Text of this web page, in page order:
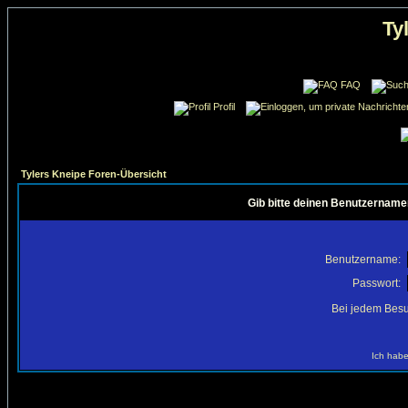
FAQ
Profil
Tylers Kneipe Foren-Übersicht
Gib bitte deinen
Benutzername:
Passwort:
Bei jedem
Ich